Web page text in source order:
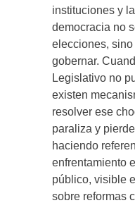
instituciones y
democracia no
elecciones,
gobernar.
Legislativo no
existen
resolver ese
paraliza y
haciendo
enfrentamiento
público, visible
sobre reformas